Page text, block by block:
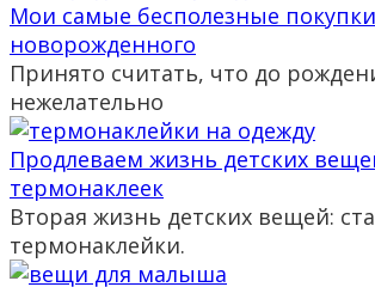
Мои самые бесполезные
новорожденного
Принято считать, что до
нежелательно
Продлеваем жизнь детских
термонаклеек
Вторая жизнь детских вещей:
термонаклейки.